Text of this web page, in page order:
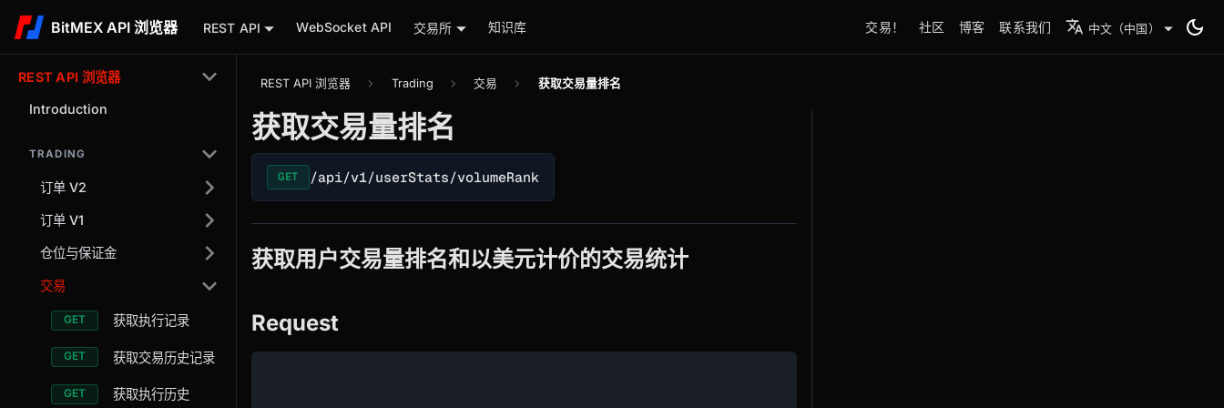
BitMEX API 浏览器 REST API WebSocket API 交易所 知识库 交易！ 社区 博客 联系我们 中文（中国）
REST API 浏览器
Introduction
TRADING
订单 V2
订单 V1
仓位与保证金
交易
获取执行记录
获取交易历史记录
获取执行历史
REST API 浏览器 Trading 交易 获取交易量排名
获取交易量排名
GET /api/v1/userStats/volumeRank
获取用户交易量排名和以美元计价的交易统计
Request